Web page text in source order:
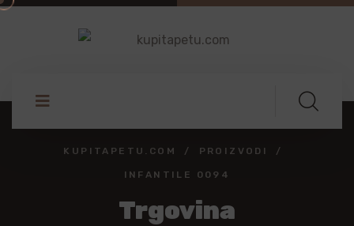
KUPITAPETU.COM PROIZVODI
INFANTILE 0094
Trgovina